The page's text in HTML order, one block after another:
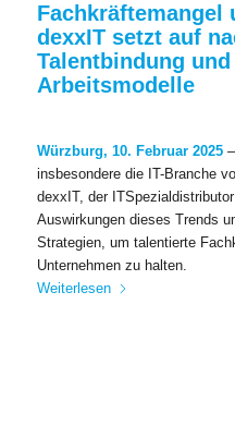
Fachkräftemangel
dexxIT setzt auf
Talentbindung
Arbeitsmodelle
Würzburg, 10. Februar 2025–
insbesondere die IT-Branche
dexxIT, der
Auswirkungen dieses Trends
Strategien, um talentierte
Unternehmen zu halten.
Weiterlesen